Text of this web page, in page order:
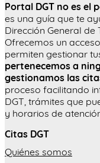
Portal DGT no es el
es una guía que te
Dirección General
Ofrecemos un
permiten gestionar
pertenecemos a
gestionamos las
proceso facilitando
DGT, trámites que
y horarios de
Citas DGT
Quiénes somos